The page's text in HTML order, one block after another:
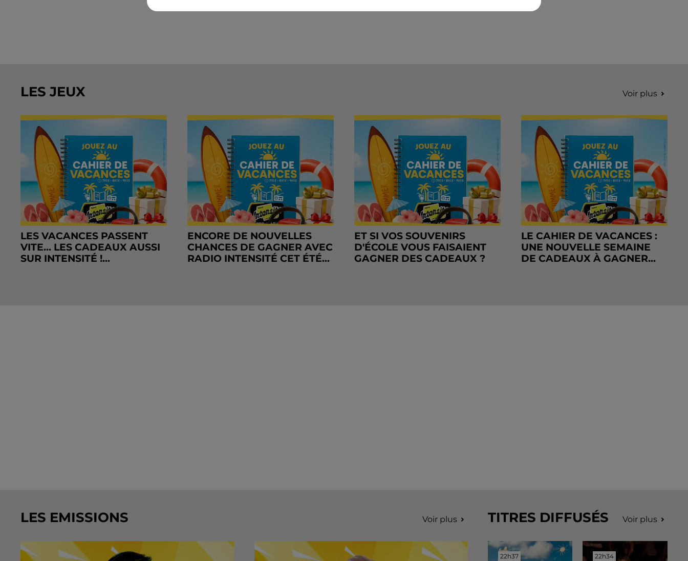
LES JEUX Voir plus
LES VACANCES PASSENT
VITE... LES CADEAUX AUSSI
SUR INTENSITÉ !...
ENCORE DE NOUVELLES
CHANCES DE GAGNER AVEC
RADIO INTENSITÉ CET ÉTÉ...
ET SI VOS SOUVENIRS
D'ÉCOLE VOUS FAISAIENT
GAGNER DES CADEAUX ?
LE CAHIER DE VACANCES :
UNE NOUVELLE SEMAINE
DE CADEAUX À GAGNER...
LES EMISSIONS Voir plus TITRES DIFFUSÉS Voir plus
22h37
22h37 22h34
22h34